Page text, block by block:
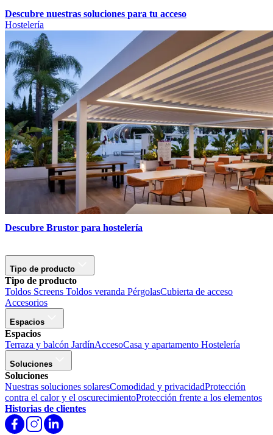
Descubre nuestras soluciones para tu acceso
Hostelería
Descubre Brustor para hostelería
Tipo de producto
Tipo de producto
Toldos Screens Toldos veranda PérgolasCubierta de acceso
Accesorios
Espacios
Espacios
Terraza y balcón JardínAccesoCasa y apartamento Hostelería
Soluciones
Soluciones
Nuestras soluciones solaresComodidad y privacidadProtección
contra el calor y el oscurecimientoProtección frente a los elementos
Historias de clientes